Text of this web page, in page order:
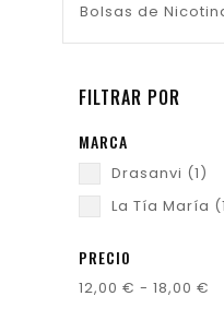
Bolsas de
FILTRAR POR
MARCA
Drasanvi (1)
La Tía María
PRECIO
12,00 € - 18,00 €